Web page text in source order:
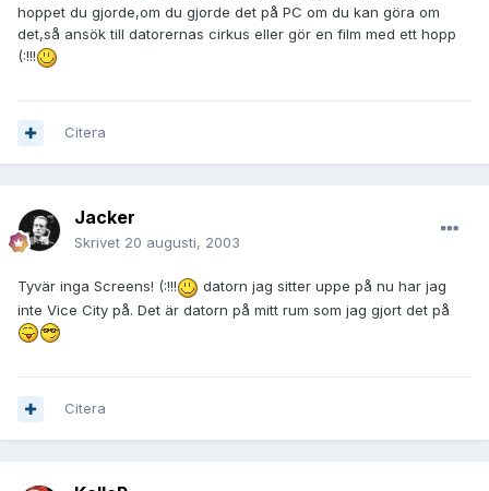
hoppet du gjorde,om du gjorde det på PC om du kan göra om
det,så ansök till datorernas cirkus eller gör en film med ett hopp
(:!!!
Citera
Jacker
Skrivet 20 augusti, 2003
Tyvär inga Screens! (:!!!
datorn jag sitter uppe på nu har jag
inte Vice City på. Det är datorn på mitt rum som jag gjort det på
Citera